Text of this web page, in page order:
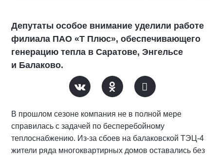
Депутаты особое внимание уделили работе
филиала ПАО «Т Плюс», обеспечивающего
генерацию тепла в Саратове, Энгельсе
и Балаково.
В прошлом сезоне компания не в полной мере
справилась с задачей по бесперебойному
теплоснабжению. Из-за сбоев на балаковской ТЭЦ-4
жители ряда многоквартирных домов оставались без